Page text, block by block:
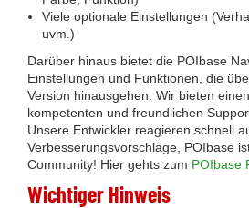
Viele optionale Einstellungen
uvm.)
Darüber hinaus bietet die POIbase
Einstellungen und Funktionen, die
Version hinausgehen. Wir bieten
kompetenten und freundlichen
Unsere Entwickler reagieren schnell
Verbesserungsvorschläge, POIbase
Community! Hier gehts zum POIbase
Wichtiger Hinweis